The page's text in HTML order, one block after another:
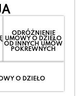
ODRÓŻNIENIE
UMOWY O DZIEŁO
OD INNYCH UMÓW
POKREWNYCH
O DZIEŁO